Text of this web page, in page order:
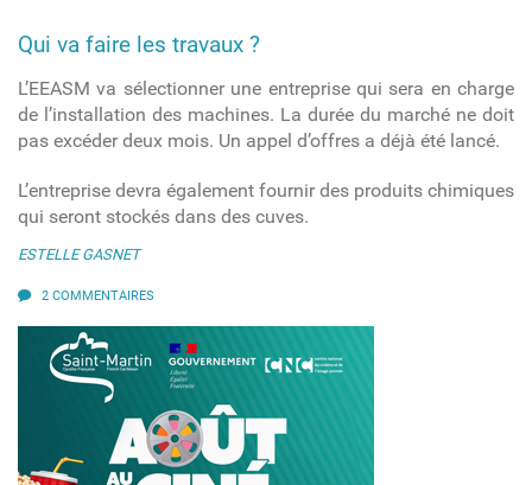
Qui va faire les travaux ?
L’EEASM va sélectionner une entreprise qui sera en charge
de l’installation des machines. La durée du marché ne doit
pas excéder deux mois. Un appel d’offres a déjà été lancé.
L’entreprise devra également fournir des produits chimiques
qui seront stockés dans des cuves.
ESTELLE GASNET
2 COMMENTAIRES